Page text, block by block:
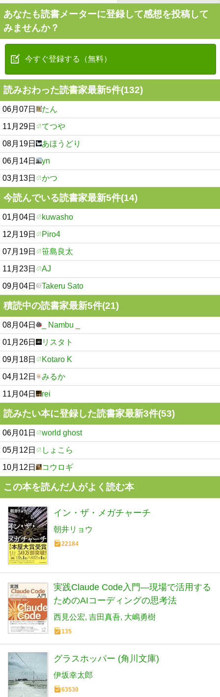
あなたも読書メーターに登録して感想を投稿して
みませんか？
今すぐ登録する（無料）
読みおわった読書家最新5件(132)
06月07日 たん
11月29日 てつや
08月19日 あほうどり
06月14日 yn
03月13日 かつ
今読んでいる読書家最新5件(14)
01月04日 kuwasho
12月19日 Piro4
07月19日 笹島良太
11月23日 AJ
09月04日 Takeru Sato
積読中の読書家最新5件(21)
08月04日 _ Nambu _
01月26日 リスタト
09月18日 Kotaro K
04月12日 みるか
11月04日 rei
読みたい本に登録した読書家最新3件(53)
06月01日 world ghost
05月12日 しょこら
10月12日 コウロギ
この本を読んだ人がよく読む本
イン・ザ・メガチャーチ
朝井リョウ
22184
実践Claude Code入門―現場で活用する
ためのAIコーディングの思考法
西見公宏 吉田真吾 大嶋勇樹
135
グラスホッパー (角川文庫)
伊坂幸太郎
63530